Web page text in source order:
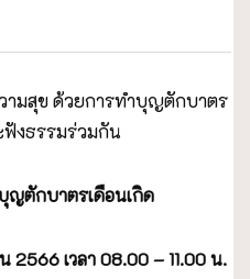
ามสุข ด้วยการทำบุญตักบาตร
ฟังธรรมร่วมกัน
ญตักบาตรเดือนเกิด
2566 เวลา 08.00 – 11.00 น.